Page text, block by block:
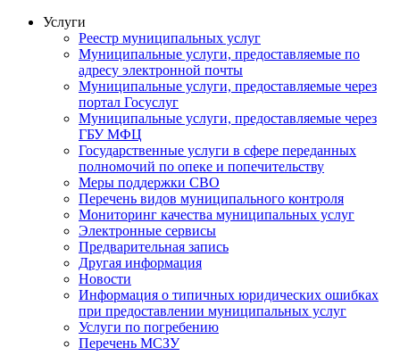
Услуги
Реестр муниципальных услуг
Муниципальные услуги, предоставляемые по
адресу электронной почты
Муниципальные услуги, предоставляемые через
портал Госуслуг
Муниципальные услуги, предоставляемые через
ГБУ МФЦ
Государственные услуги в сфере переданных
полномочий по опеке и попечительству
Меры поддержки СВО
Перечень видов муниципального контроля
Мониторинг качества муниципальных услуг
Электронные сервисы
Предварительная запись
Другая информация
Новости
Информация о типичных юридических ошибках
при предоставлении муниципальных услуг
Услуги по погребению
Перечень МСЗУ